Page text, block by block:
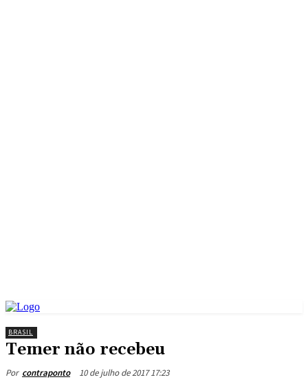
BRASIL
Temer não recebeu
Por contraponto 10 de julho de 2017 17:23